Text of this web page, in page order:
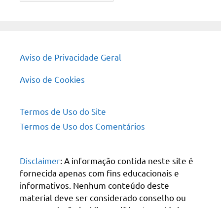
Aviso de Privacidade Geral
Aviso de Cookies
Termos de Uso do Site
Termos de Uso dos Comentários
Disclaimer: A informação contida neste site é
fornecida apenas com fins educacionais e
informativos. Nenhum conteúdo deste
material deve ser considerado conselho ou